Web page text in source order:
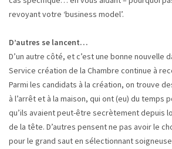
revoyant votre ‘business model’.
D’autres se lancent…
D’un autre côté, et c’est une bonne nouvelle
Service création de la Chambre continue à
Parmi les candidats à la création, on trouve
à l’arrêt et à la maison, qui ont (eu) du temps
qu’ils avaient peut-être secrètement depuis
de la tête. D’autres pensent ne pas avoir le
pour le grand saut en sélectionnant